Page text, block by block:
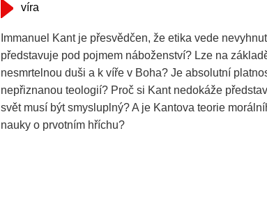
víra
Immanuel Kant je přesvědčen, že etika vede
představuje pod pojmem náboženství? Lze na
nesmrtelnou duši a k víře v Boha? Je absolutní
nepřiznanou teologií? Proč si Kant nedokáže
svět musí být smysluplný? A je Kantova teorie
nauky o prvotním hříchu?